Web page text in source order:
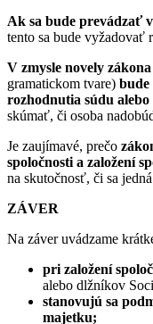
Ak sa bude prevádzať
tento sa bude vyžadovať
V zmysle novely
gramatickom tvare) bude
rozhodnutia súdu
skúmať, či osoba
Je zaujímavé, prečo
spoločnosti a založení
na skutočnosť, či sa
ZÁVER
Na záver uvádzame
pri založení
alebo dlžníkov
stanovujú sa
majetku;